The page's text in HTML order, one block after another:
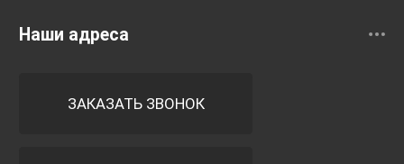
Наши адреса
ЗАКАЗАТЬ ЗВОНОК